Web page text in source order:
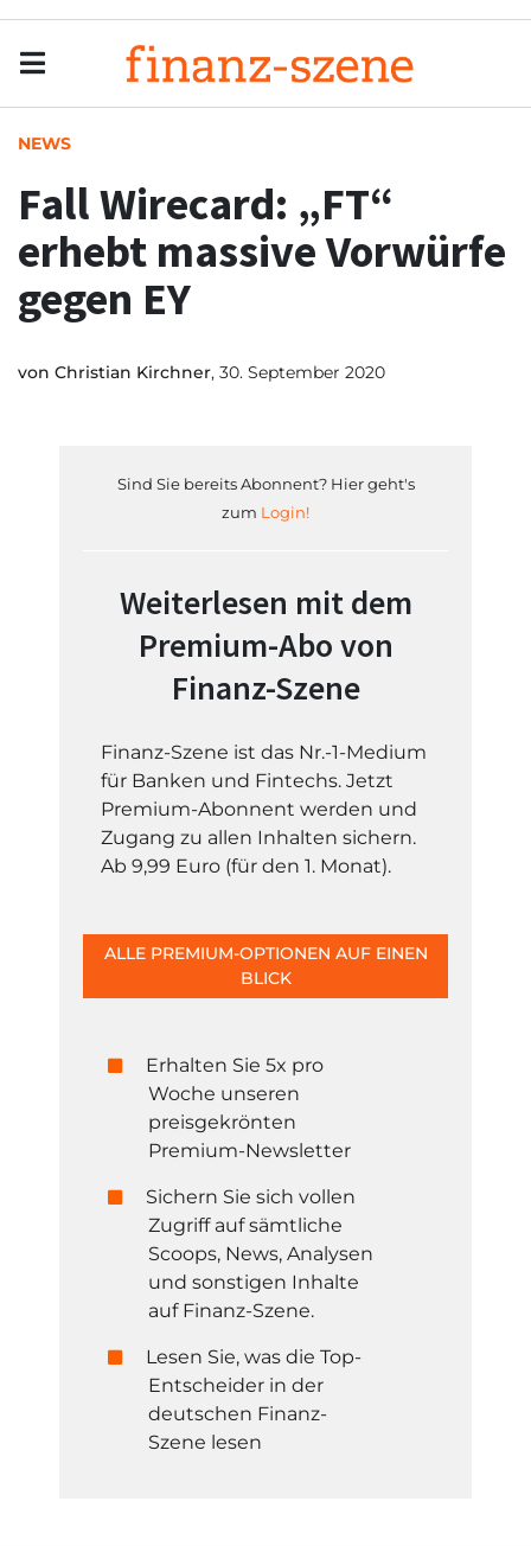
NEWS
Fall Wirecard: „FT“
erhebt massive Vorwürfe
gegen EY
von Christian Kirchner, 30. September 2020
Sind Sie bereits Abonnent? Hier geht's
zum Login!
Weiterlesen mit dem
Premium-Abo von
Finanz-Szene
Finanz-Szene ist das Nr.-1-Medium
für Banken und Fintechs. Jetzt
Premium-Abonnent werden und
Zugang zu allen Inhalten sichern.
Ab 9,99 Euro (für den 1. Monat).
ALLE PREMIUM-OPTIONEN AUF EINEN
BLICK
Erhalten Sie 5x pro
Woche unseren
preisgekrönten
Premium-Newsletter
Sichern Sie sich vollen
Zugriff auf sämtliche
Scoops, News, Analysen
und sonstigen Inhalte
auf Finanz-Szene.
Lesen Sie, was die Top-
Entscheider in der
deutschen Finanz-
Szene lesen